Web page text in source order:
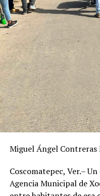
Miguel Ángel Contreras
Coscomatepec, Ver.–
Agencia Municipal de